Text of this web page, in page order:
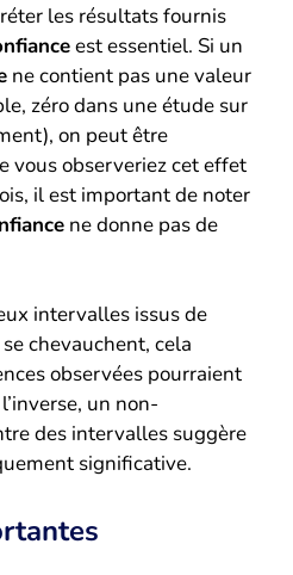
les résultats fournis
est essentiel. Si un
ne contient pas une valeur
zéro dans une étude sur
on peut être
vous observeriez cet effet
il est important de noter
ne donne pas de
intervalles issus de
chevauchent, cela
observées pourraient
un non-
des intervalles suggère
significative.